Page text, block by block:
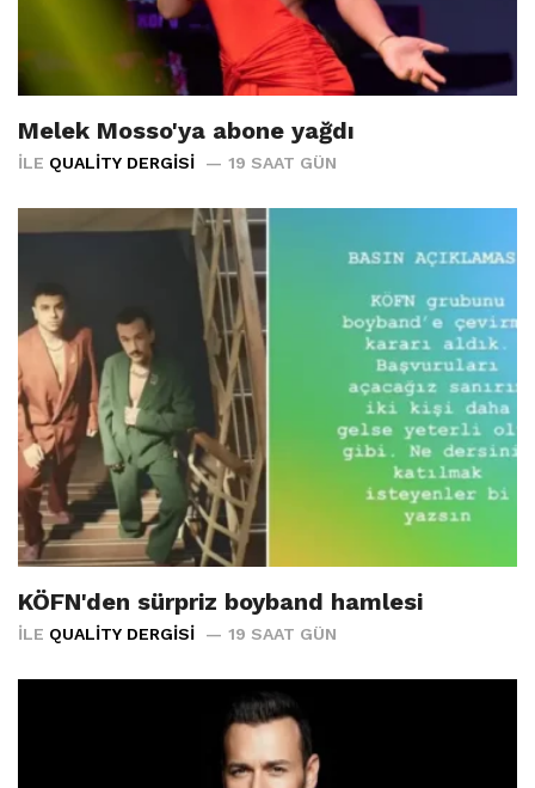
Melek Mosso'ya abone yağdı
İLE QUALITY DERGISI 19 SAAT GÜN
KÖFN'den sürpriz boyband hamlesi
İLE QUALITY DERGISI 19 SAAT GÜN